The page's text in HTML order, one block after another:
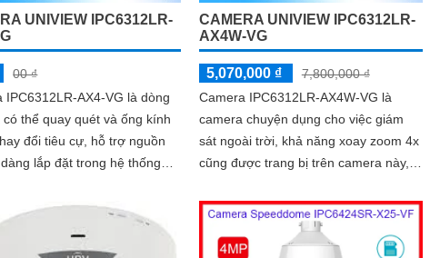
UNIVIEW IPC6312LR-
00 ₫
IPC6312LR-AX4-VG là dòng
có thể quay quét và ống kính
đổi tiêu cự, hỗ trợ nguồn
lắp đặt trong hệ thống
chiều trực tiếp, chống ngược
120db, có thể hoạt động
nhờ ke cắm thẻ nhớ 256GB
CAMERA UNIVIEW IPC6312LR-
AX4W-VG
5,070,000 ₫
7,800,000 ₫
Camera IPC6312LR-AX4W-VG là
camera chuyện dụng cho việc giám
sát ngoài trời, khả năng xoay zoom 4x
cũng được trang bị trên camera này,
nhìn ban đêm bằng hồng ngoại Smart
IR với khoảng cách lên đến 50m,
chuẩn nén Ultra265/H.265/H